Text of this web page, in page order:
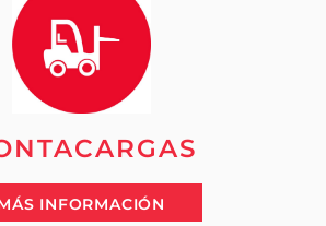
INFORMACIÓN